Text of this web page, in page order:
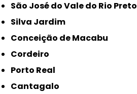
São José do Vale do Rio Preto
Silva Jardim
Conceição de Macabu
Cordeiro
Porto Real
Cantagalo